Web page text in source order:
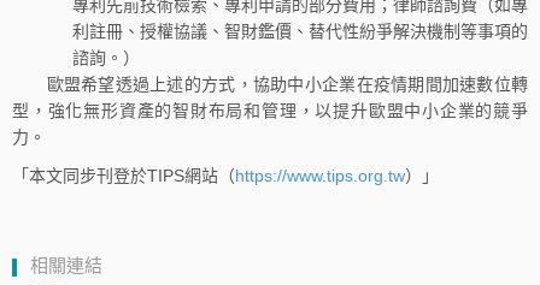
專利先前技術檢索、專利申請的部分費用；律師諮詢費（如專
利註冊、授權協議、智財鑑價、替代性紛爭解決機制等事項的
諮詢。）
歐盟希望透過上述的方式，協助中小企業在疫情期間加速數位轉
型，強化無形資產的智財布局和管理，以提升歐盟中小企業的競爭
力。
「本文同步刊登於TIPS網站（https://www.tips.org.tw）」
相關連結